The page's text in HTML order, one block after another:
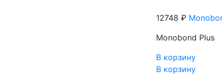
12748 ₽
Monobond Plus
В корзину
В корзину